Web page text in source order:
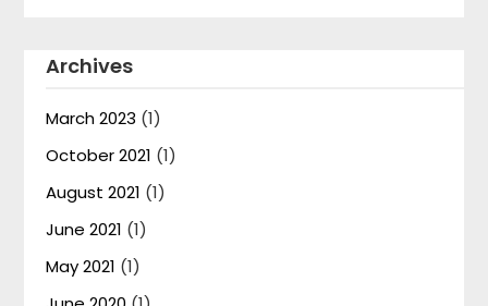
Archives
March 2023 (1)
October 2021 (1)
August 2021 (1)
June 2021 (1)
May 2021 (1)